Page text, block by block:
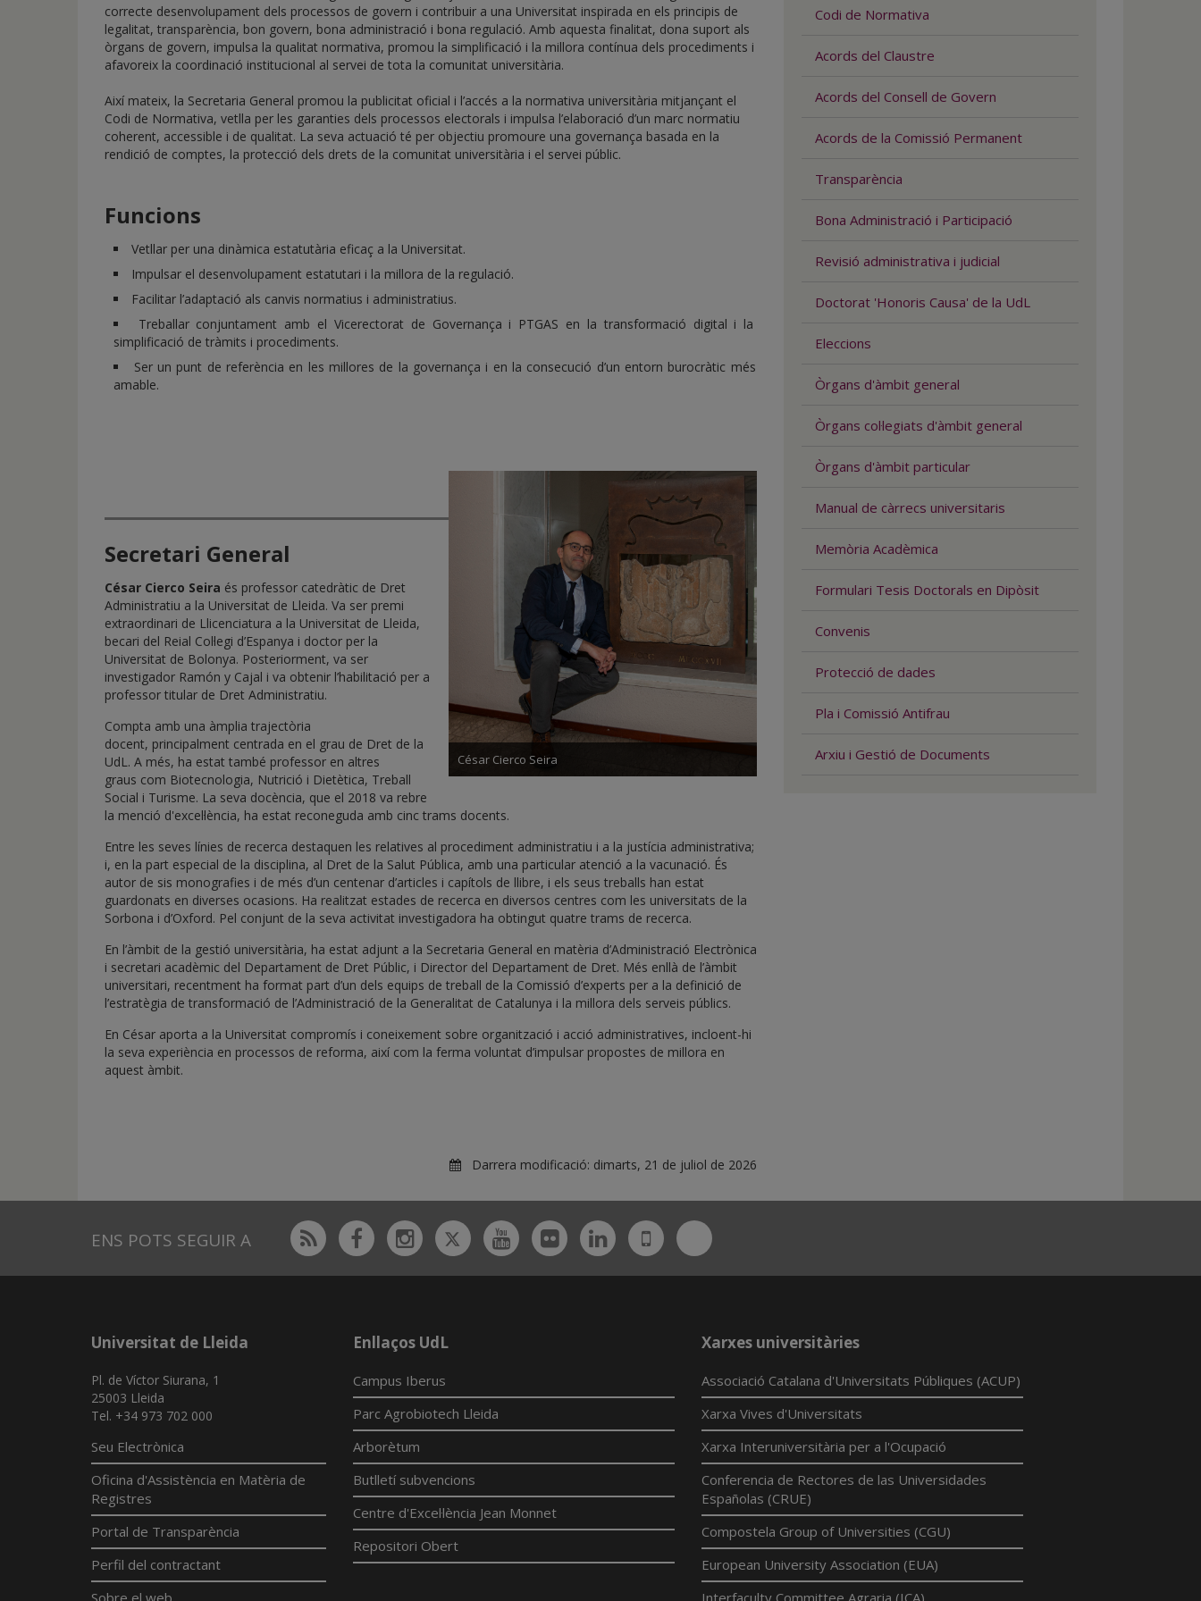
de
inicio
correcte desenvolupament dels processos de govern i contribuir a una Universitat inspirada en els principis de
legalitat, transparència, bon govern, bona administració i bona regulació. Amb aquesta finalitat, dona suport als
òrgans de govern, impulsa la qualitat normativa, promou la simplificació i la millora contínua dels procediments i
afavoreix la coordinació institucional al servei de tota la comunitat universitària.
Així mateix, la Secretaria General promou la publicitat oficial i l’accés a la normativa universitària mitjançant el
Codi de Normativa, vetlla per les garanties dels processos electorals i impulsa l’elaboració d’un marc normatiu
coherent, accessible i de qualitat. La seva actuació té per objectiu promoure una governança basada en la
rendició de comptes, la protecció dels drets de la comunitat universitària i el servei públic.
Funcions
Vetllar per una dinàmica estatutària eficaç a la Universitat.
Impulsar el desenvolupament estatutari i la millora de la regulació.
Facilitar l’adaptació als canvis normatius i administratius.
Treballar conjuntament amb el Vicerectorat de Governança i PTGAS en la transformació digital i la
simplificació de tràmits i procediments.
Ser un punt de referència en les millores de la governança i en la consecució d’un entorn burocràtic més
amable.
César Cierco Seira
Secretari General
César Cierco Seira és professor catedràtic de Dret
Administratiu a la Universitat de Lleida. Va ser premi
extraordinari de Llicenciatura a la Universitat de Lleida,
becari del Reial Col·legi d’Espanya i doctor per la
Universitat de Bolonya. Posteriorment, va ser
investigador Ramón y Cajal i va obtenir l’habilitació per a
professor titular de Dret Administratiu.
Compta amb una àmplia trajectòria
docent, principalment centrada en el grau de Dret de la
UdL. A més, ha estat també professor en altres
graus com Biotecnologia, Nutrició i Dietètica, Treball
Social i Turisme. La seva docència, que el 2018 va rebre
la menció d'excel·lència, ha estat reconeguda amb cinc trams docents.
Entre les seves línies de recerca destaquen les relatives al procediment administratiu i a la justícia administrativa;
i, en la part especial de la disciplina, al Dret de la Salut Pública, amb una particular atenció a la vacunació. És
autor de sis monografies i de més d’un centenar d’articles i capítols de llibre, i els seus treballs han estat
guardonats en diverses ocasions. Ha realitzat estades de recerca en diversos centres com les universitats de la
Sorbona i d’Oxford. Pel conjunt de la seva activitat investigadora ha obtingut quatre trams de recerca.
En l’àmbit de la gestió universitària, ha estat adjunt a la Secretaria General en matèria d’Administració Electrònica
i secretari acadèmic del Departament de Dret Públic, i Director del Departament de Dret. Més enllà de l’àmbit
universitari, recentment ha format part d’un dels equips de treball de la Comissió d’experts per a la definició de
l’estratègia de transformació de l’Administració de la Generalitat de Catalunya i la millora dels serveis públics.
En César aporta a la Universitat compromís i coneixement sobre organització i acció administratives, incloent-hi
la seva experiència en processos de reforma, així com la ferma voluntat d’impulsar propostes de millora en
aquest àmbit.
Darrera modificació: dimarts, 21 de juliol de 2026
Codi de Normativa
Acords del Claustre
Acords del Consell de Govern
Acords de la Comissió Permanent
Transparència
Bona Administració i Participació
Revisió administrativa i judicial
Doctorat 'Honoris Causa' de la UdL
Eleccions
Òrgans d'àmbit general
Òrgans col·legiats d'àmbit general
Òrgans d'àmbit particular
Manual de càrrecs universitaris
Memòria Acadèmica
Formulari Tesis Doctorals en Dipòsit
Convenis
Protecció de dades
Pla i Comissió Antifrau
Arxiu i Gestió de Documents
ENS POTS SEGUIR A Rss FacebookInstagram
TwitterYoutubeFlickrLinkedin
UdL
App
Bluesky
Universitat de Lleida
Pl. de Víctor Siurana, 1
25003 Lleida
Tel. +34 973 702 000
Seu Electrònica
Oficina d'Assistència en Matèria de
Registres
Portal de Transparència
Perfil del contractant
Sobre el web
Enllaços UdL
Campus Iberus
Parc Agrobiotech Lleida
Arborètum
Butlletí subvencions
Centre d'Excel·lència Jean Monnet
Repositori Obert
Xarxes universitàries
Associació Catalana d'Universitats Públiques (ACUP)
Xarxa Vives d'Universitats
Xarxa Interuniversitària per a l'Ocupació
Conferencia de Rectores de las Universidades
Españolas (CRUE)
Compostela Group of Universities (CGU)
European University Association (EUA)
Interfaculty Committee Agraria (ICA)